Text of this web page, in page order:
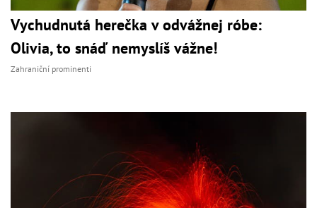
Vychudnutá herečka v odvážnej róbe:
Olivia, to snáď nemyslíš vážne!
Zahraniční prominenti